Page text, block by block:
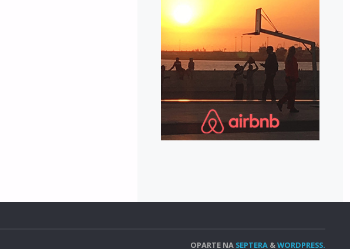
OPARTE NA SEPTERA &WORDPRESS.